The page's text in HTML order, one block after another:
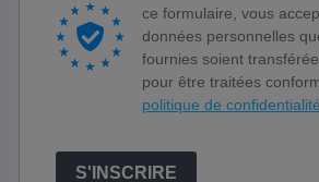
ce formulaire, vous
données personnelles
fournies soient
pour être traitées
politique de
S'INSCRIRE